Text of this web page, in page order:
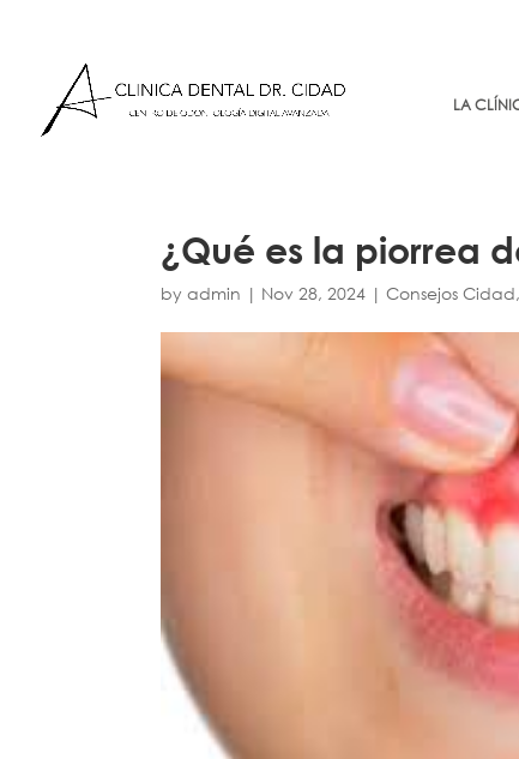
LA
¿Qué es la piorrea
byadmin | Nov 28, 2024 |Consejos Cidad